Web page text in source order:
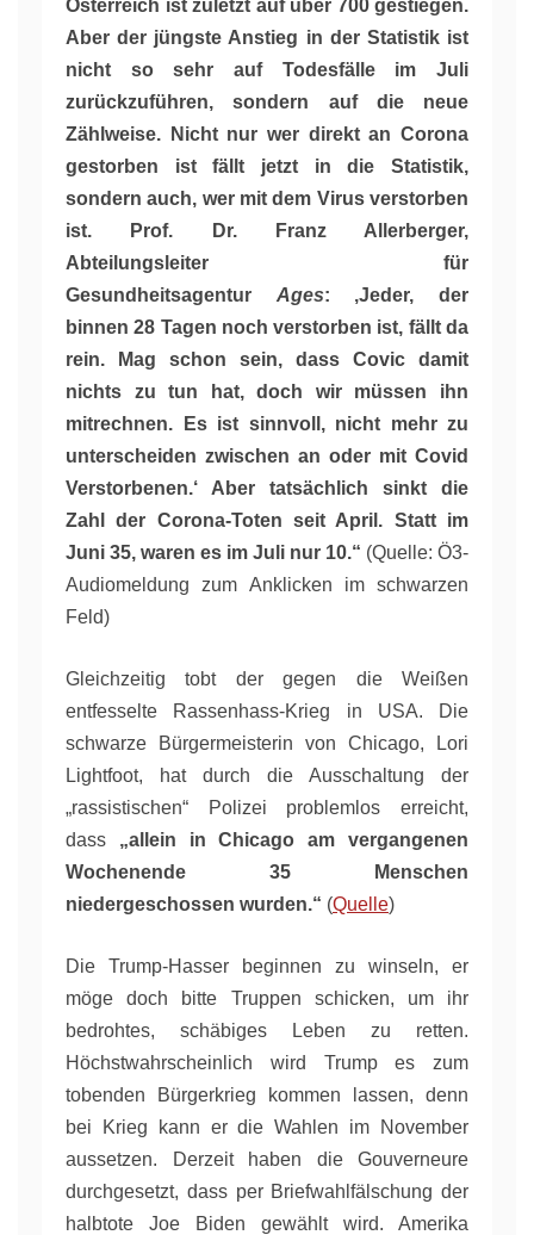
Österreich ist zuletzt auf über 700 gestiegen.
Aber der jüngste Anstieg in der Statistik ist
nicht so sehr auf Todesfälle im Juli
zurückzuführen, sondern auf die neue
Zählweise. Nicht nur wer direkt an Corona
gestorben ist fällt jetzt in die Statistik,
sondern auch, wer mit dem Virus verstorben
ist. Prof. Dr. Franz Allerberger,
Abteilungsleiter für
Gesundheitsagentur Ages: ‚Jeder, der
binnen 28 Tagen noch verstorben ist, fällt da
rein. Mag schon sein, dass Covic damit
nichts zu tun hat, doch wir müssen ihn
mitrechnen. Es ist sinnvoll, nicht mehr zu
unterscheiden zwischen an oder mit Covid
Verstorbenen.‘ Aber tatsächlich sinkt die
Zahl der Corona-Toten seit April. Statt im
Juni 35, waren es im Juli nur 10.“ (Quelle: Ö3-
Audiomeldung zum Anklicken im schwarzen
Feld)
Gleichzeitig tobt der gegen die Weißen
entfesselte Rassenhass-Krieg in USA. Die
schwarze Bürgermeisterin von Chicago, Lori
Lightfoot, hat durch die Ausschaltung der
„rassistischen“ Polizei problemlos erreicht,
dass „allein in Chicago am vergangenen
Wochenende 35 Menschen
niedergeschossen wurden.“ (Quelle)
Die Trump-Hasser beginnen zu winseln, er
möge doch bitte Truppen schicken, um ihr
bedrohtes, schäbiges Leben zu retten.
Höchstwahrscheinlich wird Trump es zum
tobenden Bürgerkrieg kommen lassen, denn
bei Krieg kann er die Wahlen im November
aussetzen. Derzeit haben die Gouverneure
durchgesetzt, dass per Briefwahlfälschung der
halbtote Joe Biden gewählt wird. Amerika